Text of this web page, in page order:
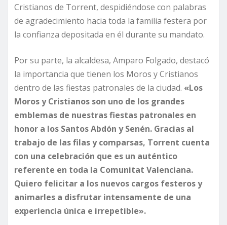
Cristianos de Torrent, despidiéndose con palabras
de agradecimiento hacia toda la familia festera por
la confianza depositada en él durante su mandato.
Por su parte, la alcaldesa, Amparo Folgado, destacó
la importancia que tienen los Moros y Cristianos
dentro de las fiestas patronales de la ciudad. «Los
Moros y Cristianos son uno de los grandes
emblemas de nuestras fiestas patronales en
honor a los Santos Abdón y Senén. Gracias al
trabajo de las filas y comparsas, Torrent cuenta
con una celebración que es un auténtico
referente en toda la Comunitat Valenciana.
Quiero felicitar a los nuevos cargos festeros y
animarles a disfrutar intensamente de una
experiencia única e irrepetible».